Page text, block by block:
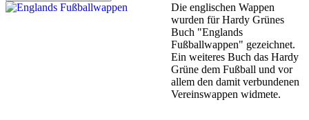
Die englischen Wappen
wurden für Hardy Grünes
Buch "Englands
Fußballwappen" gezeichnet.
Ein weiteres Buch das Hardy
Grüne dem Fußball und vor
allem den damit verbundenen
Vereinswappen widmete.